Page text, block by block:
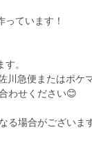
ています！
。
急便またはポケ
わせください😊
る場合がございます